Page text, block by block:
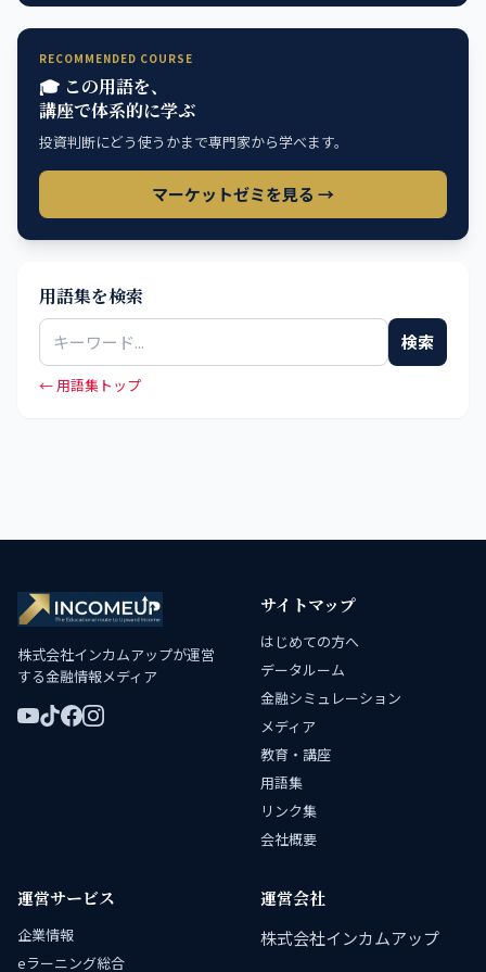
RECOMMENDED COURSE
🎓 この用語を、
講座で体系的に学ぶ
投資判断にどう使うかまで専門家から学べます。
マーケットゼミを見る →
用語集を検索
検索
← 用語集トップ
株式会社インカムアップが運営
する金融情報メディア
サイトマップ
はじめての方へ
データルーム
金融シミュレーション
メディア
教育・講座
用語集
リンク集
会社概要
運営サービス
企業情報
eラーニング総合
運営会社
株式会社インカムアップ